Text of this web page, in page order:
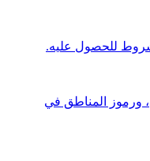
ورموز المناطق في